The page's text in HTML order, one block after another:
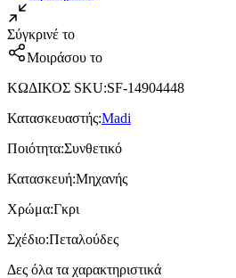
Σύγκρινέ το
Μοιράσου το
ΚΩΔΙΚΟΣ SKU:SF-14904448
Κατασκευαστής:Madi
Ποιότητα:Συνθετικό
Κατασκευή:Μηχανής
Χρώμα:Γκρι
Σχέδιο:Πεταλούδες
Δες όλα τα χαρακτηριστικά